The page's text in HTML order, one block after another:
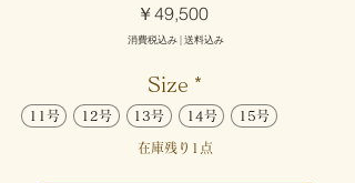
￥49,500価
格
消費税込み|送料込み
Size *
11号 12号 13号 14号 15号
在庫残り1点